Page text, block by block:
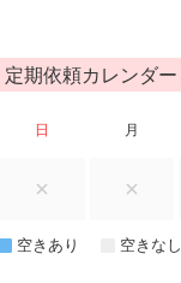
定期依頼カレンダー
日 月
空きあり 空きなし